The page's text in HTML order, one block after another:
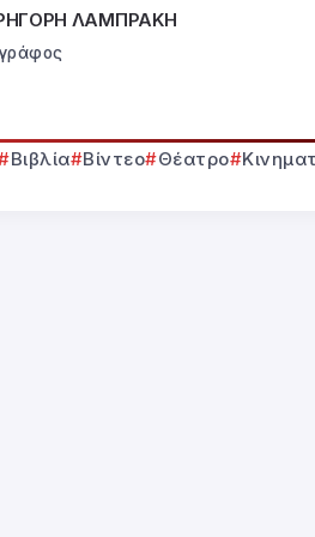
ΛΑΜΠΡΑΚΗ
Βιβλία Βίντεο Θέατρο